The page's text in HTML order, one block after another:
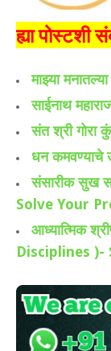
ह्या पोस्टशी
माझ्या
साईनाथ
संत श्री गोरा
धन कमवण्याचे
संसारीक सुख
Solve Your
आध्यात्मिक
Disciplines )-